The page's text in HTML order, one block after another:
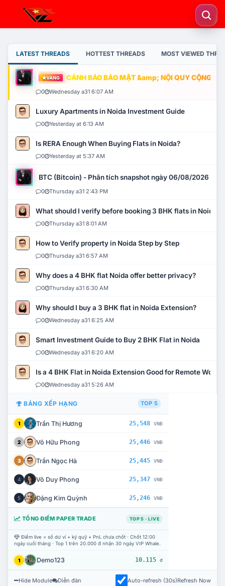
LATEST THREADS HOTTEST THREADS MOST VIEWED
VÀNG CẢNH BÁO BẢO MẬT &amp; NỘI QUY CỘNG
0 Wednesday a31 6:07 AM
Luxury Apartments in Noida Investment Guide
0 Yesterday at 6:13 AM
Is RERA Enough When Buying Flats in Noida?
0 Yesterday at 5:37 AM
BTC (Bitcoin) - Phân tích snapshot ngày 06/08/2026
0 Thursday a31 2:43 PM
What should I verify before booking 3 BHK flats in Noida?
0 Thursday a31 8:01 AM
How to Verify property in Noida Step by Step
0 Thursday a31 6:57 AM
Why does a 4 BHK flat Noida offer better privacy?
0 Thursday a31 6:30 AM
Why should I buy a 3 BHK flat in Noida Extension?
0 Wednesday a31 6:25 AM
Smart Investment Guide to Buy 2 BHK Flat in Noida
0 Wednesday a31 6:20 AM
Is a 4 BHK Flat in Noida Extension Good for Remote Work?
0 Wednesday a31 5:26 AM
BẢNG XẾP HẠNG TOP 5
1 Trần Thị Hương 25,548 VNĐ
2 Võ Hữu Phong 25,446 VNĐ
3 Trần Ngọc Hà 25,445 VNĐ
4 Võ Duy Phong 25,347 VNĐ
5 Đặng Kim Quỳnh 25,246 VNĐ
TỔNG ĐIỂM PAPER TRADE TOP 5 · LIVE
Điểm live = số dư ví + ký quỹ + PnL chưa chốt · Chốt 12:00
ngày cuối tháng · Top 1 trên 20.000 đ nhận 30 ngày VIP Whale.
1 Demo123 10.115 đ
Hide Module Diễn đàn Auto-refresh (30s)Refresh Now